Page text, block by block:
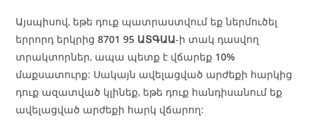
Այսպիսով, եթե դուք պատրաստվում եք ներմուծել
երրորդ երկրից8701 95 ԱՏԳԱԱ-ի տակ դասվող
տրակտորներ, ապա պետք է վճարեք 10%
մաքսատուրք: Սակայն ավելացված արժեքի հարկից
դուք ազատված կլինեք, եթե դուք հանդիսանում եք
ավելացված արժեքի հարկ վճարող: